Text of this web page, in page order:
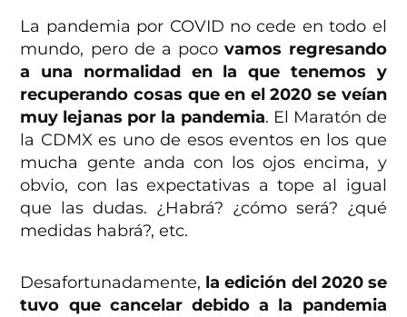
La pandemia por COVID no cede en todo el
mundo, pero de a pocovamos regresando
a una normalidad en la que tenemos y
recuperando cosas que en el 2020 se veían
muy lejanas por la pandemia. El Maratón de
la CDMX es uno de esos eventos en los que
mucha gente anda con los ojos encima, y
obvio, con las expectativas a tope al igual
que las dudas. ¿Habrá? ¿cómo será? ¿qué
medidas habrá?, etc.
Desafortunadamente, la edición del 2020 se
tuvo que cancelar debido a la pandemia